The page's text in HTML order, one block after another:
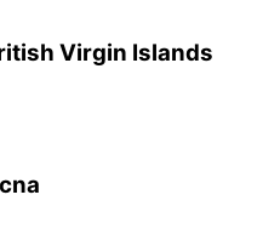
Virgin Islands